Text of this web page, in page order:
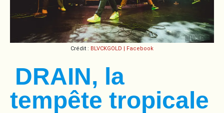
Crédit : BLVCKGOLD | Facebook
DRAIN, la
tempête tropicale